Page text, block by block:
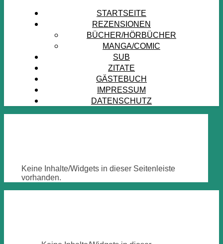
STARTSEITE
REZENSIONEN
BÜCHER/HÖRBÜCHER
MANGA/COMIC
SUB
ZITATE
GÄSTEBUCH
IMPRESSUM
DATENSCHUTZ
Keine Inhalte/Widgets in dieser Seitenleiste
vorhanden.